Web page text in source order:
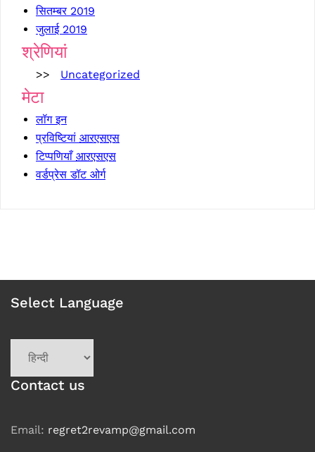
सितम्बर 2019
जुलाई 2019
श्रेणियां
Uncategorized
मेटा
लॉग इन
प्रविष्टियां आरएसएस
टिप्पणियाँ आरएसएस
वर्डप्रेस डॉट ओर्ग
Select Language
language
Contact us
Email: regret2revamp@gmail.com